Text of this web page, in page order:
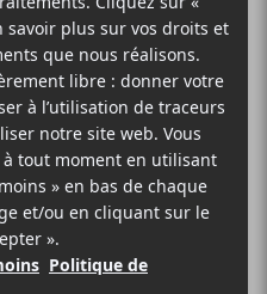
dévoileSilences à la lime